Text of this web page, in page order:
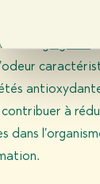
n
d
o
n
s
de divers
est
à
dans